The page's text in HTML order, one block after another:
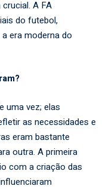
A FA
do futebol,
era moderna do
uma vez; elas
as necessidades e
eram bastante
outra. A primeira
com a criação das